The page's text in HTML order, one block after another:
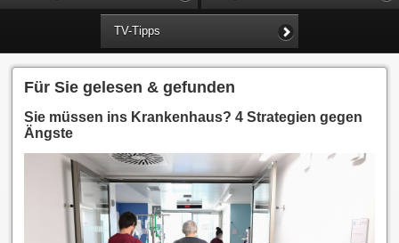
TV-Tipps
Für Sie gelesen & gefunden
Sie müssen ins Krankenhaus? 4 Strategien gegen
Ängste